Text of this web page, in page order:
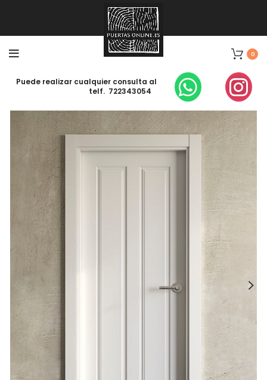
0
Puede realizar cualquier consulta al
telf. 722343054